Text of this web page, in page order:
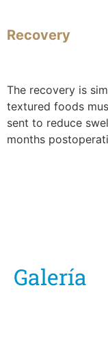
Recovery
The recovery is
textured foods
sent to reduce
months
Galería